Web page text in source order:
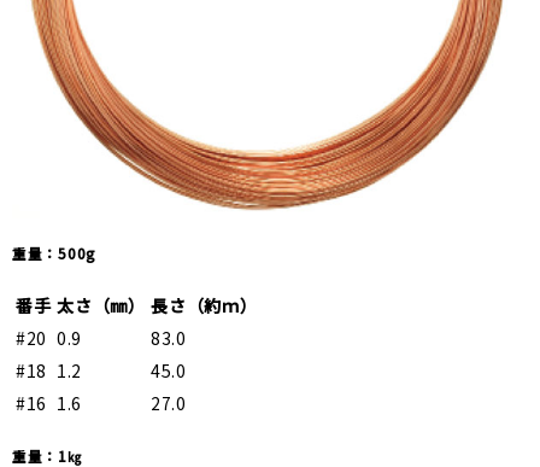
重量：500g
番手 太さ（㎜）
長さ（約ｍ）
#20 0.9
83.0
#18 1.2
45.0
#16 1.6 27.0
重量：1㎏